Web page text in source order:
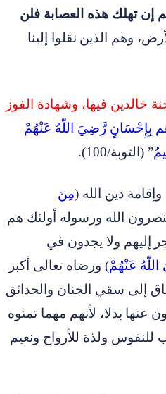
إن تهلك هذه العصابة فلن
وهم الذين نقلوا إلينا
خالدين فيها، وشهادة الفوز
بِإِحْسَانٍ رَّضِيَ اللّهُ عَنْهُمْ
” (التوبة/100 ).
دين الله (مِنَ
الله ورسوله أولئك هم
إليهم ولا يجدون في
عَنْهُمْ) ورضاه تعالى أكبر
إلى سقي الجنان والحدائق
عنها بدلا، لأنهم مهما تمنوه
ولذة للأرواح ونعيم